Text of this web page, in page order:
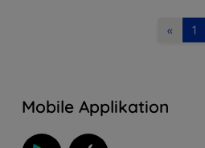
« 1
Mobile Applikation